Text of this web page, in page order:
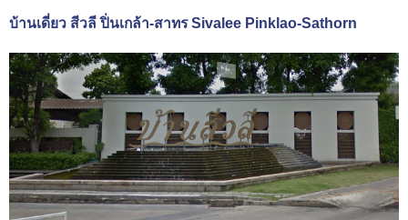
บ้านเดี่ยว สีวลี ปิ่นเกล้า-สาทร Sivalee Pinklao-Sathorn